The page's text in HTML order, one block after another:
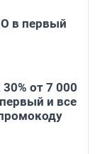
в первый
от 7 000
и все